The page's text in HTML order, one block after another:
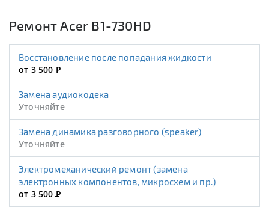
Ремонт Acer B1-730HD
Восстановление после попадания жидкости
от 3 500Р
Замена аудиокодека
Уточняйте
Замена динамика разговорного (speaker)
Уточняйте
Электромеханический ремонт (замена
электронных компонентов, микросхем и пр.)
от 3 500Р